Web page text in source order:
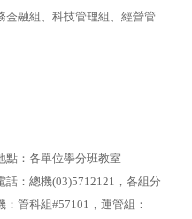
金融組、科技管理組、經營管
點：各單位學分班教室
話：總機(03)5712121，各組分
：管科組#57101，運管組：